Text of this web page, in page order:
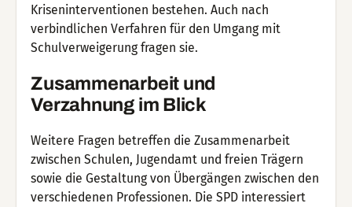
Kriseninterventionen bestehen. Auch nach
verbindlichen Verfahren für den Umgang mit
Schulverweigerung fragen sie.
Zusammenarbeit und
Verzahnung im Blick
Weitere Fragen betreffen die Zusammenarbeit
zwischen Schulen, Jugendamt und freien Trägern
sowie die Gestaltung von Übergängen zwischen den
verschiedenen Professionen. Die SPD interessiert